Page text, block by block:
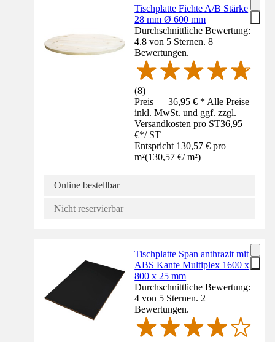
Tischplatte Fichte A/B Stärke
28 mm Ø 600 mm
Durchschnittliche Bewertung:
4.8 von 5 Sternen. 8
Bewertungen.
(8)
Preis — 36,95 € * Alle Preise
inkl. MwSt. und ggf. zzgl.
Versandkosten pro ST36,95
€*/ ST
Entspricht 130,57 € pro
m²(130,57 €/ m²)
Online bestellbar
Nicht reservierbar
Tischplatte Span anthrazit mit
ABS Kante Multiplex 1600 x
800 x 25 mm
Durchschnittliche Bewertung:
4 von 5 Sternen. 2
Bewertungen.